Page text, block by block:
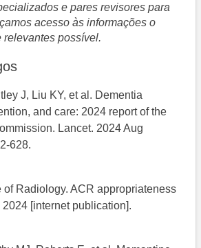
e pares revisores para
acesso às informações o
relevantes possível.
J, Liu KY, et al. Dementia
and care: 2024 report of the
Lancet. 2024 Aug
628.
Radiology. ACR appropriateness
[internet publication].